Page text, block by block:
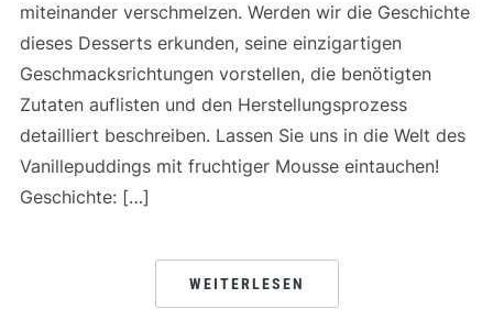
miteinander verschmelzen. Werden wir die Geschichte
dieses Desserts erkunden, seine einzigartigen
Geschmacksrichtungen vorstellen, die benötigten
Zutaten auflisten und den Herstellungsprozess
detailliert beschreiben. Lassen Sie uns in die Welt des
Vanillepuddings mit fruchtiger Mousse eintauchen!
Geschichte: […]
WEITERLESEN